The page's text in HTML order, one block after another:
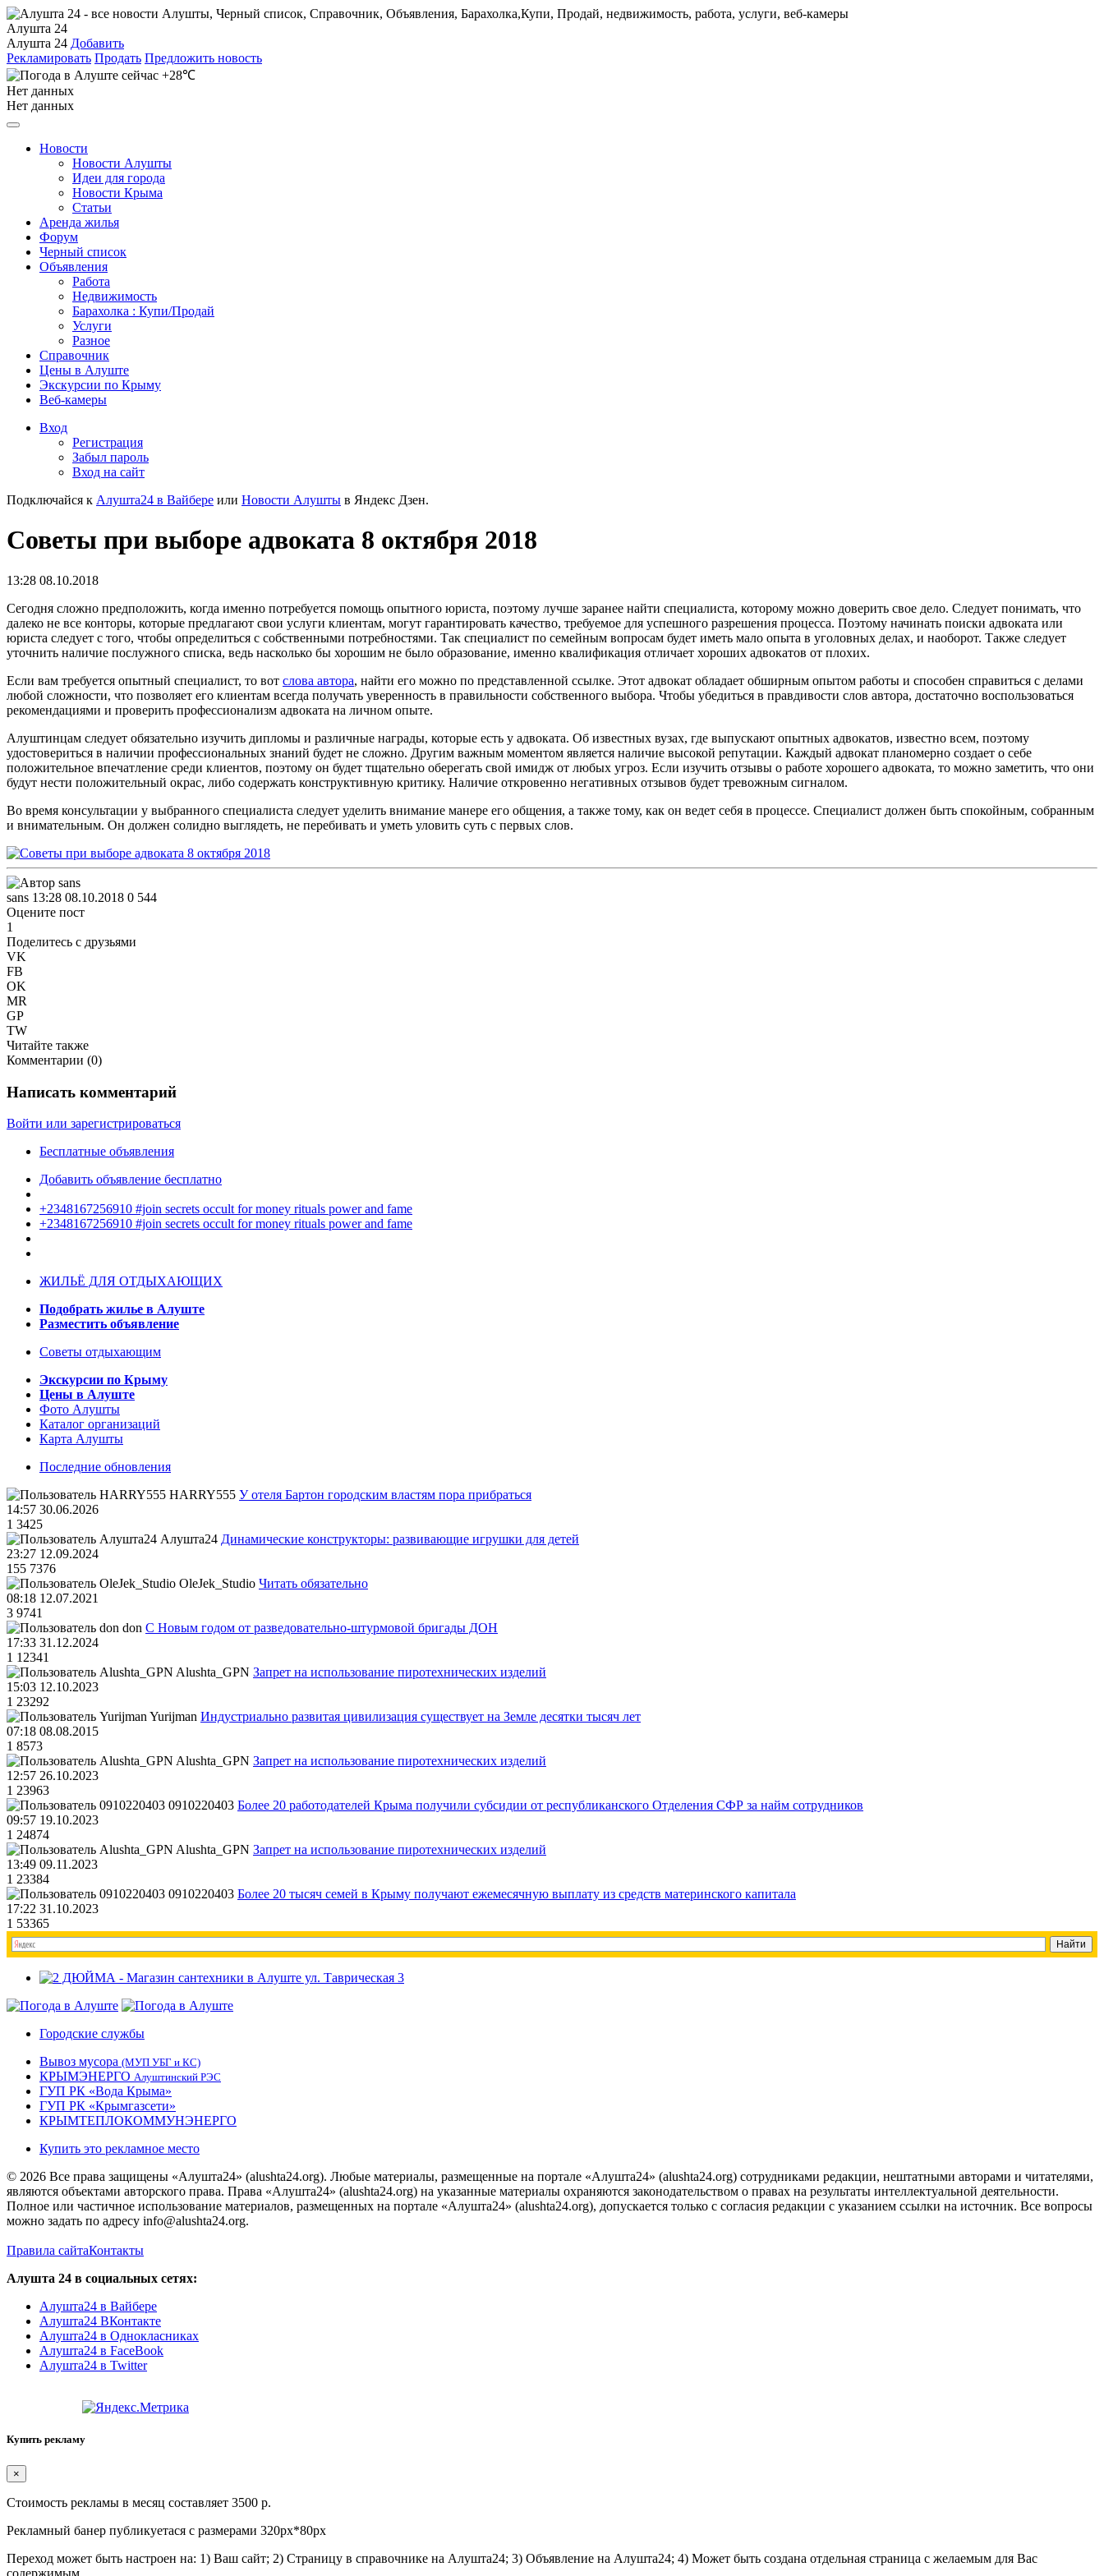
Алушта 24
Алушта 24 Добавить
Рекламировать Продать Предложить новость
+28℃
Нет данных
Нет данных
Новости
Новости Алушты
Идеи для города
Новости Крыма
Статьи
Аренда жилья
Форум
Черный список
Объявления
Работа
Недвижимость
Барахолка : Купи/Продай
Услуги
Разное
Справочник
Цены в Алуште
Экскурсии по Крыму
Веб-камеры
Вход
Регистрация
Забыл пароль
Вход на сайт
Подключайся к Алушта24 в Вайбере или Новости Алушты в Яндекс Дзен.
Советы при выборе адвоката 8 октября 2018
13:28 08.10.2018
Сегодня сложно предположить, когда именно потребуется помощь опытного юриста, поэтому лучше заранее найти специалиста, которому можно доверить свое дело. Следует понимать, что
далеко не все конторы, которые предлагают свои услуги клиентам, могут гарантировать качество, требуемое для успешного разрешения процесса. Поэтому начинать поиски адвоката или
юриста следует с того, чтобы определиться с собственными потребностями. Так специалист по семейным вопросам будет иметь мало опыта в уголовных делах, и наоборот. Также следует
уточнить наличие послужного списка, ведь насколько бы хорошим не было образование, именно квалификация отличает хороших адвокатов от плохих.
Если вам требуется опытный специалист, то вот слова автора, найти его можно по представленной ссылке. Этот адвокат обладает обширным опытом работы и способен справиться с делами
любой сложности, что позволяет его клиентам всегда получать уверенность в правильности собственного выбора. Чтобы убедиться в правдивости слов автора, достаточно воспользоваться
рекомендациями и проверить профессионализм адвоката на личном опыте.
Алуштинцам следует обязательно изучить дипломы и различные награды, которые есть у адвоката. Об известных вузах, где выпускают опытных адвокатов, известно всем, поэтому
удостовериться в наличии профессиональных знаний будет не сложно. Другим важным моментом является наличие высокой репутации. Каждый адвокат планомерно создает о себе
положительное впечатление среди клиентов, поэтому он будет тщательно оберегать свой имидж от любых угроз. Если изучить отзывы о работе хорошего адвоката, то можно заметить, что они
будут нести положительный окрас, либо содержать конструктивную критику. Наличие откровенно негативных отзывов будет тревожным сигналом.
Во время консультации у выбранного специалиста следует уделить внимание манере его общения, а также тому, как он ведет себя в процессе. Специалист должен быть спокойным, собранным
и внимательным. Он должен солидно выглядеть, не перебивать и уметь уловить суть с первых слов.
sans 13:28 08.10.2018 0 544
Оцените пост
1
Поделитесь с друзьями
VK
FB
OK
MR
GP
TW
Читайте также
Комментарии (0)
Написать комментарий
Войти или зарегистрироваться
Бесплатные объявления
Добавить объявление бесплатно
+2348167256910 #join secrets occult for money rituals power and fame
+2348167256910 #join secrets occult for money rituals power and fame
ЖИЛЬЁ ДЛЯ ОТДЫХАЮЩИХ
Подобрать жилье в Алуште
Разместить объявление
Советы отдыхающим
Экскурсии по Крыму
Цены в Алуште
Фото Алушты
Каталог организаций
Карта Алушты
Последние обновления
HARRY555 У отеля Бартон городским властям пора прибраться
14:57 30.06.2026
1 3425
Алушта24 Динамические конструкторы: развивающие игрушки для детей
23:27 12.09.2024
155 7376
OleJek_Studio Читать обязательно
08:18 12.07.2021
3 9741
don С Новым годом от разведовательно-штурмовой бригады ДОН
17:33 31.12.2024
1 12341
Alushta_GPN Запрет на использование пиротехнических изделий
15:03 12.10.2023
1 23292
Yurijman Индустриально развитая цивилизация существует на Земле десятки тысяч лет
07:18 08.08.2015
1 8573
Alushta_GPN Запрет на использование пиротехнических изделий
12:57 26.10.2023
1 23963
0910220403 Более 20 работодателей Крыма получили субсидии от республиканского Отделения СФР за найм сотрудников
09:57 19.10.2023
1 24874
Alushta_GPN Запрет на использование пиротехнических изделий
13:49 09.11.2023
1 23384
0910220403 Более 20 тысяч семей в Крыму получают ежемесячную выплату из средств материнского капитала
17:22 31.10.2023
1 53365
Городские службы
Вывоз мусора (МУП УБГ и КС)
КРЫМЭНЕРГО Алуштинский РЭС
ГУП РК «Вода Крыма»
ГУП РК «Крымгазсети»
КРЫМТЕПЛОКОММУНЭНЕРГО
Купить это рекламное место
© 2026 Все права защищены «Алушта24» (alushta24.org). Любые материалы, размещенные на портале «Алушта24» (alushta24.org) сотрудниками редакции, нештатными авторами и читателями,
являются объектами авторского права. Права «Алушта24» (alushta24.org) на указанные материалы охраняются законодательством о правах на результаты интеллектуальной деятельности.
Полное или частичное использование материалов, размещенных на портале «Алушта24» (alushta24.org), допускается только с согласия редакции с указанием ссылки на источник. Все вопросы
можно задать по адресу info@alushta24.org.
Правила сайтаКонтакты
Алушта 24 в социальных сетях:
Алушта24 в Вайбере
Алушта24 ВКонтакте
Алушта24 в Однокласниках
Алушта24 в FaceBook
Алушта24 в Twitter
Купить рекламу
×
Стоимость рекламы в месяц составляет 3500 р.
Рекламный банер публикуетася с размерами 320px*80px
Переход может быть настроен на: 1) Ваш сайт; 2) Страницу в справочнике на Алушта24; 3) Объявление на Алушта24; 4) Может быть создана отдельная страница с желаемым для Вас
содержимым.